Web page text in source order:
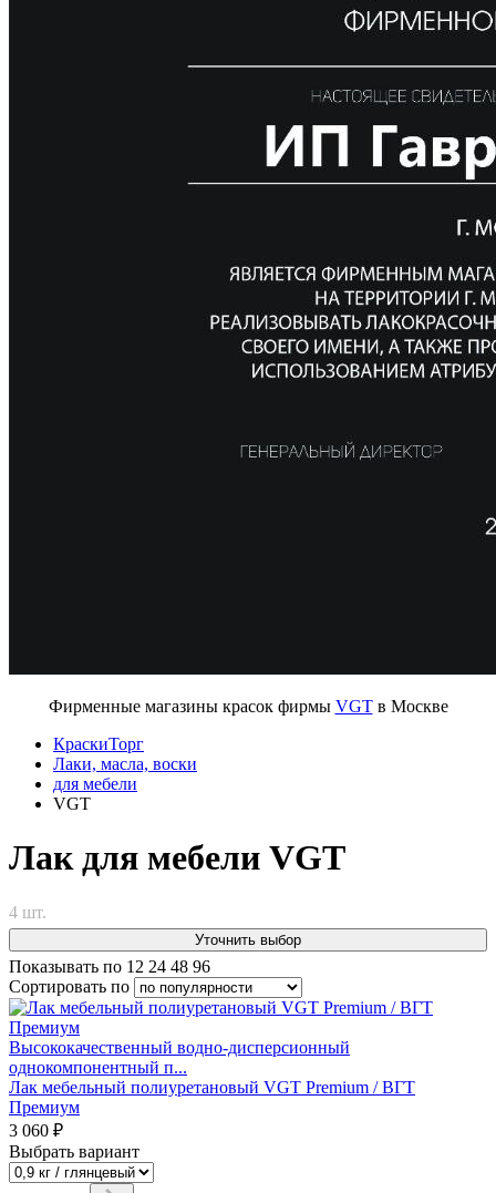
Фирменные магазины красок фирмы VGTв Москве
КраскиТорг
Лаки, масла, воски
для мебели
VGT
Лак для мебели VGT
4 шт.
Уточнить выбор
Показывать по 12 24 48 96
Сортировать по
Высококачественный водно-дисперсионный
однокомпонентный п...
Лак мебельный полиуретановый VGT Premium / ВГТ
Премиум
3 060 ₽
Выбрать вариант